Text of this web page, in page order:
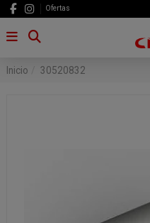
Ofertas
Inicio 30520832